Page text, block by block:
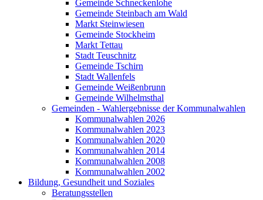
Gemeinde Schneckenlohe
Gemeinde Steinbach am Wald
Markt Steinwiesen
Gemeinde Stockheim
Markt Tettau
Stadt Teuschnitz
Gemeinde Tschirn
Stadt Wallenfels
Gemeinde Weißenbrunn
Gemeinde Wilhelmsthal
Gemeinden - Wahlergebnisse der Kommunalwahlen
Kommunalwahlen 2026
Kommunalwahlen 2023
Kommunalwahlen 2020
Kommunalwahlen 2014
Kommunalwahlen 2008
Kommunalwahlen 2002
Bildung, Gesundheit und Soziales
Beratungsstellen